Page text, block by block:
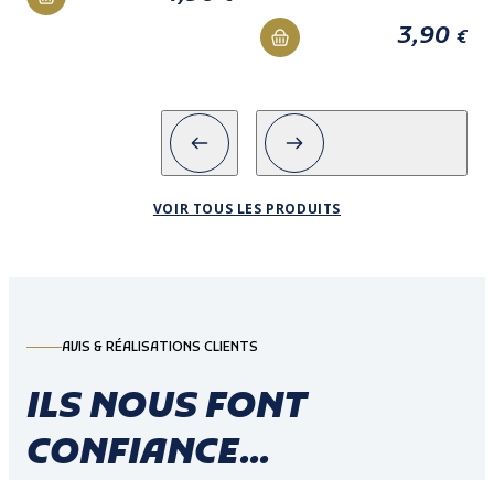
3,90 €
VOIR TOUS LES PRODUITS
AVIS & RÉALISATIONS CLIENTS
ILS NOUS FONT
CONFIANCE...